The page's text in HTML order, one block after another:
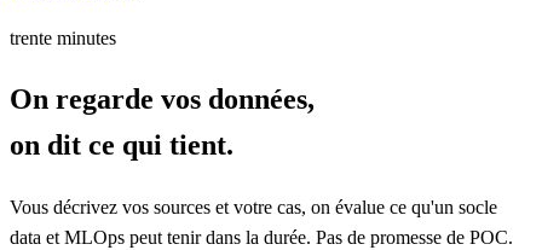
trente minutes
On regarde vos données,
on dit ce qui tient.
Vous décrivez vos sources et votre cas, on évalue ce qu'un socle
data et MLOps peut tenir dans la durée. Pas de promesse de POC.